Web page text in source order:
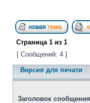
Страница 1 из 1
[ Сообщений: 4 ]
Версия для печати
Заголовок